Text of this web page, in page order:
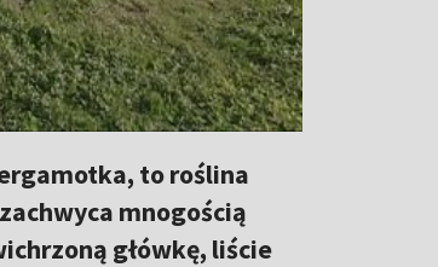
to roślina
mnogością
główkę, liście